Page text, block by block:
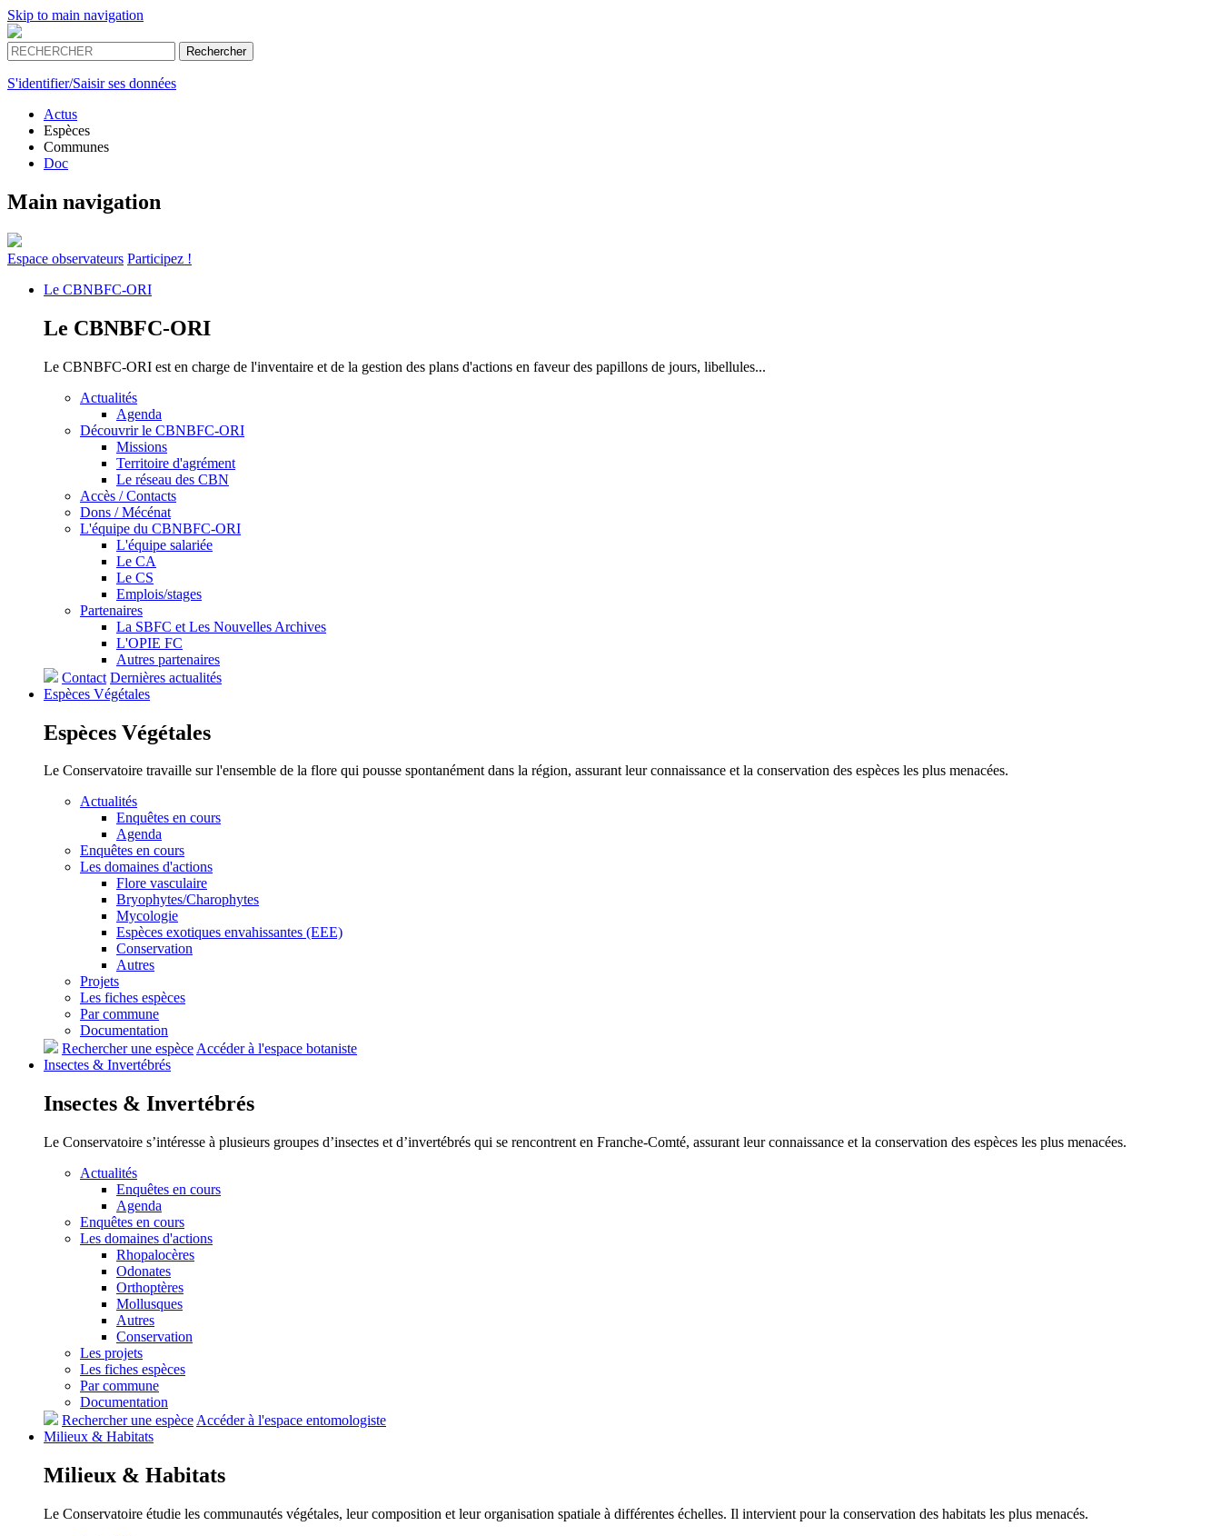
Skip to main navigation
S'identifier/Saisir ses données
Actus
Espèces
Communes
Doc
Main navigation
Espace observateurs Participez !
Le CBNBFC-ORI
Le CBNBFC-ORI
Le CBNBFC-ORI est en charge de l'inventaire et de la gestion des plans d'actions en faveur des papillons de jours, libellules...
Actualités
Agenda
Découvrir le CBNBFC-ORI
Missions
Territoire d'agrément
Le réseau des CBN
Accès / Contacts
Dons / Mécénat
L'équipe du CBNBFC-ORI
L'équipe salariée
Le CA
Le CS
Emplois/stages
Partenaires
La SBFC et Les Nouvelles Archives
L'OPIE FC
Autres partenaires
Contact Dernières actualités
Espèces Végétales
Espèces Végétales
Le Conservatoire travaille sur l'ensemble de la flore qui pousse spontanément dans la région, assurant leur connaissance et la conservation des espèces les plus menacées.
Actualités
Enquêtes en cours
Agenda
Enquêtes en cours
Les domaines d'actions
Flore vasculaire
Bryophytes/Charophytes
Mycologie
Espèces exotiques envahissantes (EEE)
Conservation
Autres
Projets
Les fiches espèces
Par commune
Documentation
Rechercher une espèceAccéder à l'espace botaniste
Insectes & Invertébrés
Insectes & Invertébrés
Le Conservatoire s’intéresse à plusieurs groupes d’insectes et d’invertébrés qui se rencontrent en Franche-Comté, assurant leur connaissance et la conservation des espèces les plus menacées.
Actualités
Enquêtes en cours
Agenda
Enquêtes en cours
Les domaines d'actions
Rhopalocères
Odonates
Orthoptères
Mollusques
Autres
Conservation
Les projets
Les fiches espèces
Par commune
Documentation
Rechercher une espèce Accéder à l'espace entomologiste
Milieux & Habitats
Milieux & Habitats
Le Conservatoire étudie les communautés végétales, leur composition et leur organisation spatiale à différentes échelles. Il intervient pour la conservation des habitats les plus menacés.